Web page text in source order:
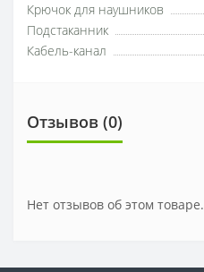
Крючок для наушников
Подстаканник
Кабель-канал
Отзывов (0)
Нет отзывов об этом товаре.